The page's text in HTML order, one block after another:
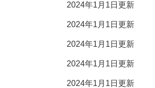
2024年1月1日更新
2024年1月1日更新
2024年1月1日更新
2024年1月1日更新
2024年1月1日更新